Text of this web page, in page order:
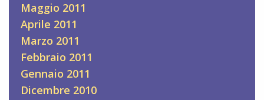
Maggio 2011
Aprile 2011
Marzo 2011
Febbraio 2011
Gennaio 2011
Dicembre 2010